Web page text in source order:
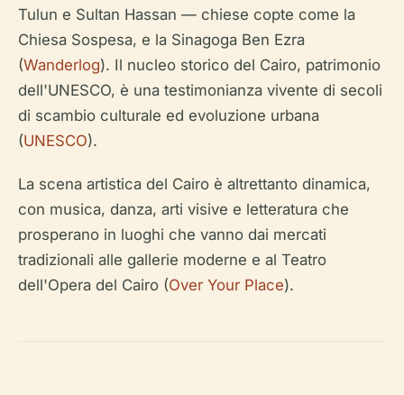
Tulun e Sultan Hassan — chiese copte come la
Chiesa Sospesa, e la Sinagoga Ben Ezra
(Wanderlog). Il nucleo storico del Cairo, patrimonio
dell'UNESCO, è una testimonianza vivente di secoli
di scambio culturale ed evoluzione urbana
(UNESCO).
La scena artistica del Cairo è altrettanto dinamica,
con musica, danza, arti visive e letteratura che
prosperano in luoghi che vanno dai mercati
tradizionali alle gallerie moderne e al Teatro
dell'Opera del Cairo (Over Your Place).